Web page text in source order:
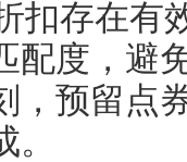
扣存在有
配度，避
，预留点